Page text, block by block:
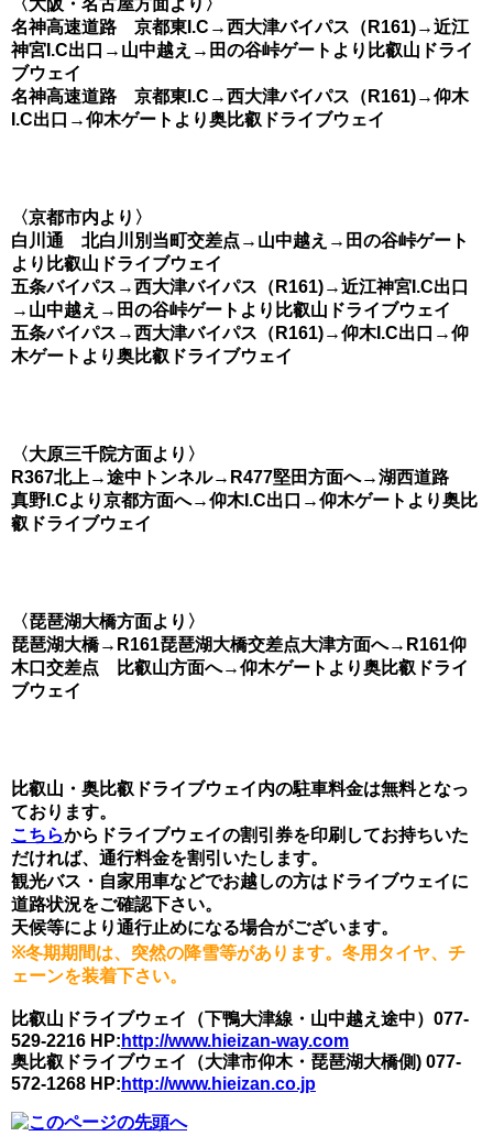
名神高速道路 京都東I.C→西大津バイパス（R161)→近江
神宮I.C出口→山中越え→田の谷峠ゲートより比叡山ドライ
ブウェイ
名神高速道路 京都東I.C→西大津バイパス（R161)→仰木
I.C出口→仰木ゲートより奥比叡ドライブウェイ
〈京都市内より〉
白川通 北白川別当町交差点→山中越え→田の谷峠ゲート
より比叡山ドライブウェイ
五条バイパス→西大津バイパス（R161)→近江神宮I.C出口
→山中越え→田の谷峠ゲートより比叡山ドライブウェイ
五条バイパス→西大津バイパス（R161)→仰木I.C出口→仰
木ゲートより奥比叡ドライブウェイ
〈大原三千院方面より〉
R367北上→途中トンネル→R477堅田方面へ→湖西道路
真野I.Cより京都方面へ→仰木I.C出口→仰木ゲートより奥比
叡ドライブウェイ
〈琵琶湖大橋方面より〉
琵琶湖大橋→R161琵琶湖大橋交差点大津方面へ→R161仰
木口交差点 比叡山方面へ→仰木ゲートより奥比叡ドライ
ブウェイ
比叡山・奥比叡ドライブウェイ内の駐車料金は無料となっ
ております。
こちらからドライブウェイの割引券を印刷してお持ちいた
だければ、通行料金を割引いたします。
観光バス・自家用車などでお越しの方はドライブウェイに
道路状況をご確認下さい。
天候等により通行止めになる場合がございます。
※冬期期間は、突然の降雪等があります。冬用タイヤ、チ
ェーンを装着下さい。
比叡山ドライブウェイ（下鴨大津線・山中越え途中）077-
529-2216 HP: http://www.hieizan-way.com
奥比叡ドライブウェイ（大津市仰木・琵琶湖大橋側) 077-
572-1268 HP: http://www.hieizan.co.jp